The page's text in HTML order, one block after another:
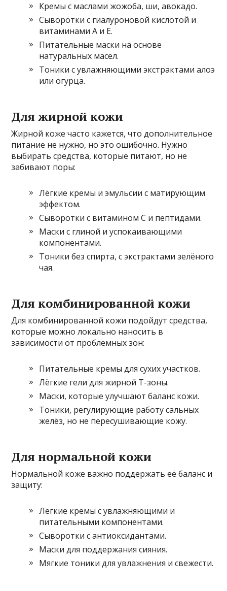
Кремы с маслами жожоба, ши, авокадо.
Сыворотки с гиалуроновой кислотой и
витаминами А и Е.
Питательные маски на основе
натуральных масел.
Тоники с увлажняющими экстрактами алоэ
или огурца.
Для жирной кожи
Жирной коже часто кажется, что дополнительное
питание не нужно, но это ошибочно. Нужно
выбирать средства, которые питают, но не
забивают поры:
Лёгкие кремы и эмульсии с матирующим
эффектом.
Сыворотки с витамином С и пептидами.
Маски с глиной и успокаивающими
компонентами.
Тоники без спирта, с экстрактами зелёного
чая.
Для комбинированной кожи
Для комбинированной кожи подойдут средства,
которые можно локально наносить в
зависимости от проблемных зон:
Питательные кремы для сухих участков.
Лёгкие гели для жирной Т-зоны.
Маски, которые улучшают баланс кожи.
Тоники, регулирующие работу сальных
желёз, но не пересушивающие кожу.
Для нормальной кожи
Нормальной коже важно поддержать её баланс и
защиту:
Лёгкие кремы с увлажняющими и
питательными компонентами.
Сыворотки с антиоксидантами.
Маски для поддержания сияния.
Мягкие тоники для увлажнения и свежести.